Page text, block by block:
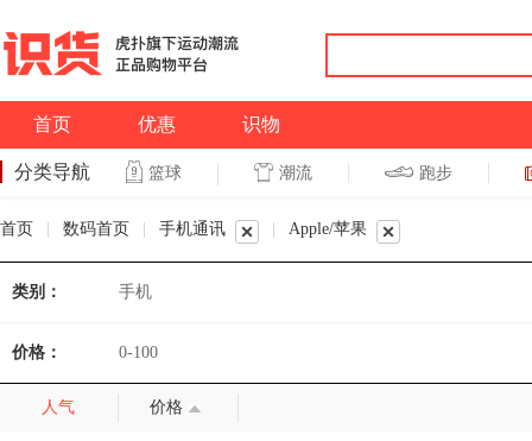
首页 优惠 识物
分类导航 篮球 潮流 跑步
首页 数码首页 手机通讯 Apple/苹果
类别： 手机
价格： 0-100
人气 价格